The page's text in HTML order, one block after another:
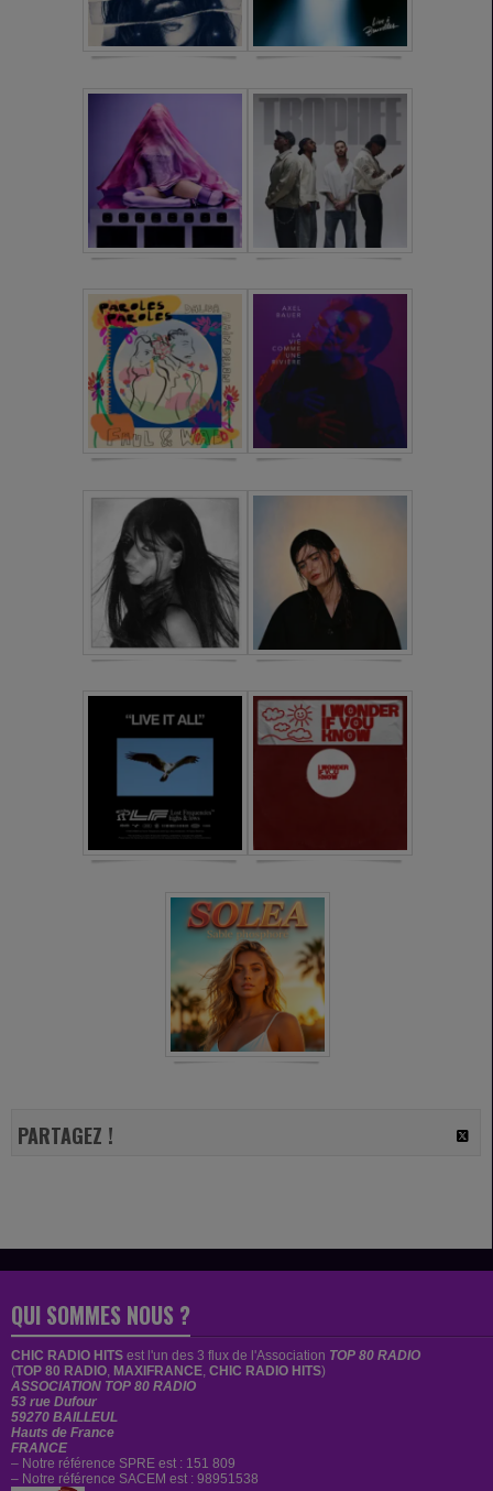
PARTAGEZ !
QUI SOMMES NOUS ?
CHIC RADIO HITS est l'un des 3 flux de l'Association TOP 80 RADIO
(TOP 80 RADIO, MAXIFRANCE, CHIC RADIO HITS)
ASSOCIATION TOP 80 RADIO
53 rue Dufour
59270 BAILLEUL
Hauts de France
FRANCE
– Notre référence SPRE est : 151 809
– Notre référence SACEM est : 98951538